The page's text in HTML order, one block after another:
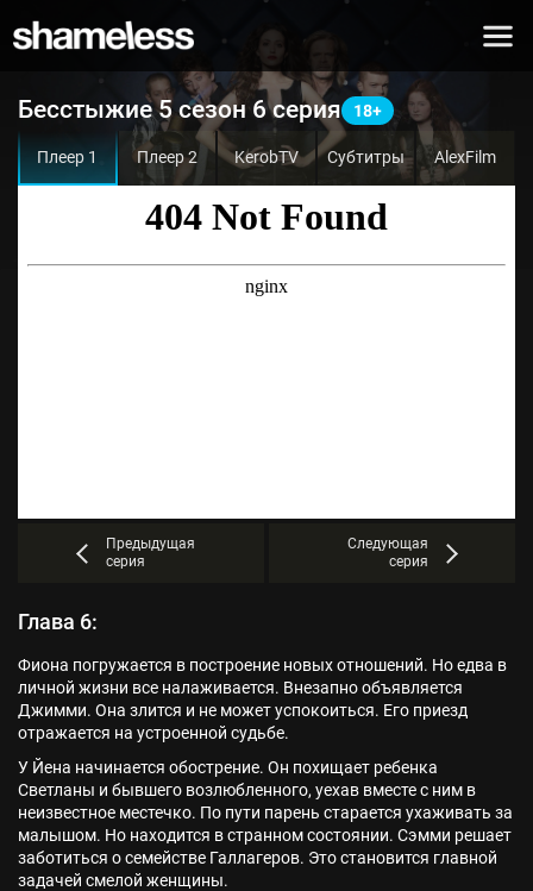
Бесстыжие 5 сезон 6 серия
Плеер 1 Плеер 2 KerobTV Субтитры AlexFilm
Предыдущая
серия
Следующая
серия
Глава 6:
Фиона погружается в построение новых отношений. Но едва в
личной жизни все налаживается. Внезапно объявляется
Джимми. Она злится и не может успокоиться. Его приезд
отражается на устроенной судьбе.
У Йена начинается обострение. Он похищает ребенка
Светланы и бывшего возлюбленного, уехав вместе с ним в
неизвестное местечко. По пути парень старается ухаживать за
малышом. Но находится в странном состоянии. Сэмми решает
заботиться о семействе Галлагеров. Это становится главной
задачей смелой женщины.